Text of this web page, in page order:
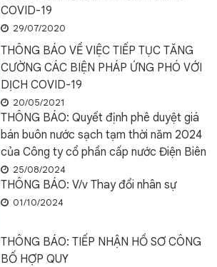
COVID-19
29/07/2020
THÔNG BÁO VỀ VIỆC TIẾP TỤC TĂNG
CƯỜNG CÁC BIỆN PHÁP ỨNG PHÓ VỚI
DỊCH COVID-19
20/05/2021
THÔNG BÁO: Quyết định phê duyệt giá
bán buôn nước sạch tạm thời năm 2024
của Công ty cổ phần cấp nước Điện Biên
25/08/2024
THÔNG BÁO: V/v Thay đổi nhân sự
01/10/2024
THÔNG BÁO: TIẾP NHẬN HỒ SƠ CÔNG
BỐ HỢP QUY